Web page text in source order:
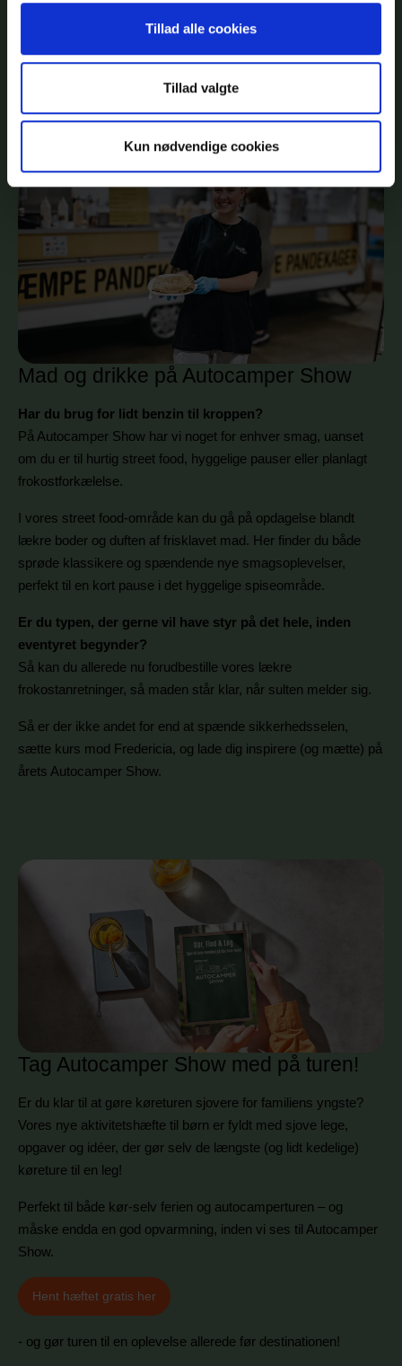
Tillad alle cookies
Tillad valgte
Kun nødvendige cookies
inde i autocamperne, men de er altid velkomne til en pause og
en klap udenfor vognene.
Mad og drikke på Autocamper Show
Har du brug for lidt benzin til kroppen?
På Autocamper Show har vi noget for enhver smag, uanset
om du er til hurtig street food, hyggelige pauser eller planlagt
frokostforkælelse.
I vores street food-område kan du gå på opdagelse blandt
lækre boder og duften af frisklavet mad. Her finder du både
sprøde klassikere og spændende nye smagsoplevelser,
perfekt til en kort pause i det hyggelige spiseområde.
Er du typen, der gerne vil have styr på det hele, inden
eventyret begynder?
Så kan du allerede nu forudbestille vores lækre
frokostanretninger, så maden står klar, når sulten melder sig.
Så er der ikke andet for end at spænde sikkerhedsselen,
sætte kurs mod Fredericia, og lade dig inspirere (og mætte) på
årets Autocamper Show.
Tag Autocamper Show med på turen!
Er du klar til at gøre køreturen sjovere for familiens yngste?
Vores nye aktivitets­hæfte til børn er fyldt med sjove lege,
opgaver og idéer, der gør selv de længste (og lidt kedelige)
køreture til en leg!
Perfekt til både kør-selv ferien og autocamperturen – og
måske endda en god opvarmning, inden vi ses til Autocamper
Show.
Hent hæftet gratis her
- og gør turen til en oplevelse allerede før destinationen!